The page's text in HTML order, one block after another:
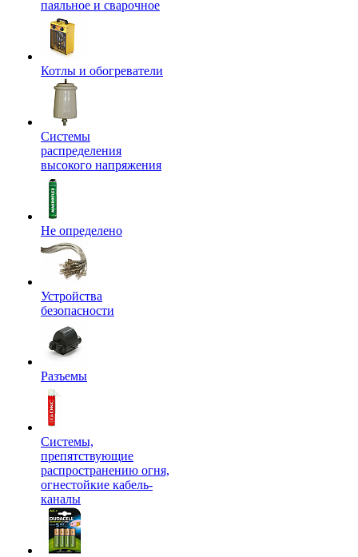
паяльное и сварочное
Котлы и обогреватели
Системы
распределения
высокого напряжения
Не определено
Устройства
безопасности
Разъемы
Системы,
препятствующие
распространению огня,
огнестойкие кабель-
каналы